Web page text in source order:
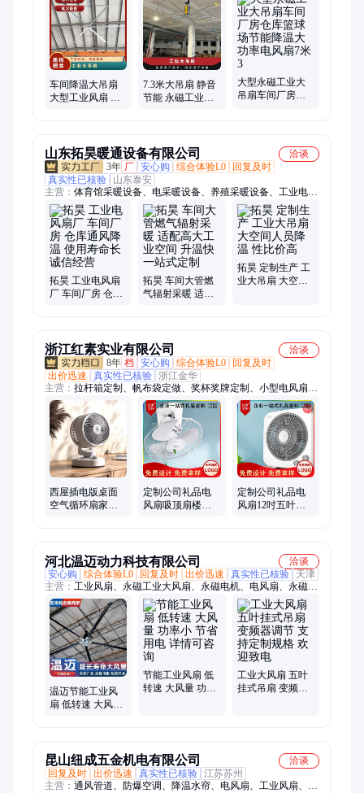
墙护栏、水泥仿木护栏、桥梁护栏、不锈钢柜子、缆索护栏、双
层床
车间降温大吊扇
大型工业风扇 永
7.3米大吊扇 静音
节能 永磁工业电
大型永磁工业大
吊扇车间厂房仓
山东拓昊暖通设备有限公司
洽谈
3年 厂 安心购 综合体验L0
回复及时
真实性已核验
山东泰安
主营： 体育馆采暖设备、电采暖设备、养殖采暖设备、工业电风
扇厂、种植采暖设备、烘干固化工艺加温设备、大型整体管式辐
射采暖设备
拓昊 工业电风扇
厂 车间厂房 仓库
拓昊 车间大管燃
气辐射采暖 适配
拓昊 定制生产 工
业大吊扇 大空间
浙江红素实业有限公司
洽谈
8年 档 安心购 综合体验L0
回复及时
出价迅速
真实性已核验 浙江金华
主营： 拉杆箱定制、帆布袋定做、奖杯奖牌定制、小型电风扇、
企业礼品定制、保温杯定制、茶具定制、礼品套装定制、冰箱贴
定制、文创礼品定制、商务礼品定制、运动包定制、伴手礼定
制、毛绒公仔定制、高端礼品定制、节日礼品定制、员工伴手礼
定制、POLO衫定制、定制礼盒、笔记本定制、办公礼品定制、
周年庆礼品定制、T恤文化衫定制、钛杯定制、纪念章定制、双
肩包定做
西屋插电版桌面
空气循环扇家用
定制公司礼品电
风扇吸顶扇楼顶
定制公司礼品电
风扇12吋五叶大
河北温迈动力科技有限公司
洽谈
安心购
综合体验L0 回复及时 出价迅速 真实性已核验
天津
主营： 工业风扇、永磁工业大风扇、永磁电机、电风扇、永磁直
驱电机、同步磁阻电机、节能电机、一家能效电机
温迈节能工业风
扇 低转速 大风量
节能工业风扇 低
转速 大风量 功率
工业大风扇 五叶
挂式吊扇 变频器
昆山纽成五金机电有限公司
洽谈
回复及时 出价迅速 真实性已核验 江苏苏州
主营： 通风管道、防爆空调、降温水帘、电风扇、工业风扇、环